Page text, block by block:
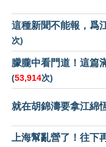
這種新聞不能報，爲
次)
朦朧中看門道！這篇
(53,914次)
就在胡錦濤要拿江綿
上海幫亂營了！往下